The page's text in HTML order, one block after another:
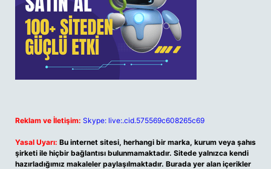
Reklam ve İletişim: Skype: live:.cid.575569c608265c69
Yasal Uyarı: Bu internet sitesi, herhangi bir marka, kurum veya şahıs
şirketi ile hiçbir bağlantısı bulunmamaktadır. Sitede yalnızca kendi
hazırladığımız makaleler paylaşılmaktadır. Burada yer alan içerikler